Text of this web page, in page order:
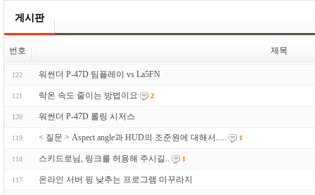
게시판
번호 제목
122 워썬더 P-47D 팀플레이 vs La5FN
121 락온 속도 줄이는 방법이요 2
120 워썬더 P-47D 롤링 시저스
119 < 질문 > Aspect angle과 HUD의 조준원에 대해서..... 1
118 스키드로님, 링크를 허용해 주시길.. 1
117 온라인 서버 핑 낮추는 프로그램 미꾸라지